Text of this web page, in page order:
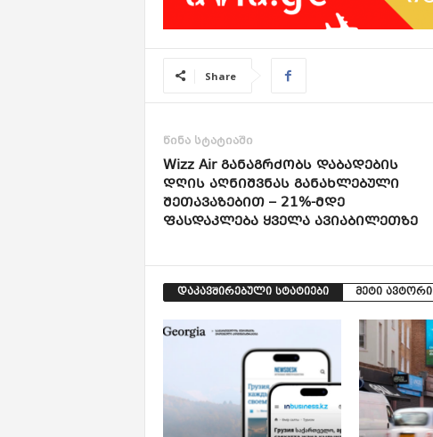
Share
წინა სტატიაში
Wizz Air ᲒᲐᲜᲐᲒᲠᲫᲝᲑᲡ ᲓᲐᲑᲐᲓᲔᲑᲘᲡ
ᲓᲦᲘᲡ ᲐᲦᲜᲘᲨᲕᲜᲐᲡ ᲒᲐᲜᲐᲮᲚᲔᲑᲣᲚᲘ
ᲨᲔᲗᲐᲕᲐᲖᲔᲑᲘᲗ – 21%-ᲛᲓᲔ
ᲤᲐᲡᲓᲐᲙᲚᲔᲑᲐ ᲧᲕᲔᲚᲐ ᲐᲕᲘᲐᲑᲘᲚᲔᲗᲖᲔ
დაკავშირებული სტატიები მეტი ავტორი